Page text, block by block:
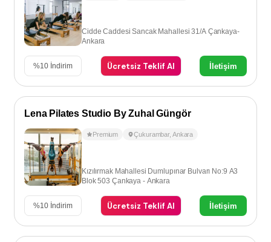
Cidde Caddesi Sancak Mahallesi 31/A Çankaya-
Ankara
%10 İndirim Ücretsiz Teklif Al İletişim
Lena Pilates Studio By Zuhal Güngör
Premium Çukurambar, Ankara
Kızılırmak Mahallesi Dumlupınar Bulvarı No:9 A3
Blok 503 Çankaya - Ankara
%10 İndirim Ücretsiz Teklif Al İletişim